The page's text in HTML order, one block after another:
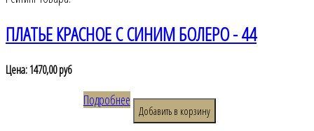
ПЛАТЬЕ КРАСНОЕ С СИНИМ БОЛЕРО - 44
Цена:1470,00 руб
Подробнее